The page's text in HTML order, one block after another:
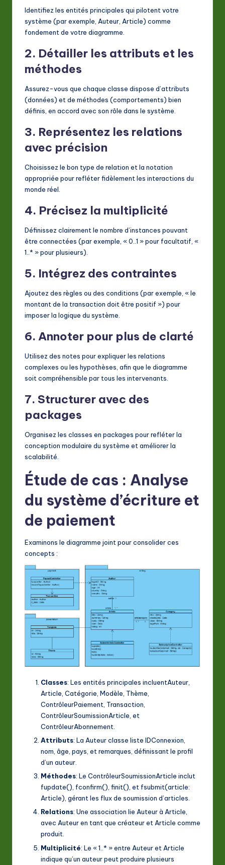
Identifiez les entités principales qui pilotent votre
système (par exemple, Auteur, Article) comme
fondement de votre diagramme.
2. Détailler les attributs et les
méthodes
Assurez-vous que chaque classe dispose d’attributs
(données) et de méthodes (comportements) bien
définis, en accord avec son rôle dans le système.
3. Représentez les relations
avec précision
Choisissez le bon type de relation et la notation
appropriée pour refléter fidèlement les interactions du
monde réel.
4. Précisez la multiplicité
Définissez clairement le nombre d’instances pouvant
être connectées (par exemple, « 0..1 » pour facultatif, «
1..* » pour plusieurs).
5. Intégrez des contraintes
Ajoutez des règles ou des conditions (par exemple, « le
montant de la transaction doit être positif ») pour
imposer la logique du système.
6. Annoter pour plus de clarté
Utilisez des notes pour expliquer les relations
complexes ou les hypothèses, afin que le diagramme
soit compréhensible par tous les intervenants.
7. Structurer avec des
packages
Organisez les classes en packages pour refléter la
conception modulaire du système et améliorer la
scalabilité.
Étude de cas : Analyse
du système d’écriture et
de paiement
Examinons le diagramme joint pour consolider ces
concepts :
Classes: Les entités principales incluentAuteur
Article Catégorie Modèle Thème
ContrôleurPaiement Transaction
ContrôleurSoumissionArticle , et
ContrôleurAbonnement
Attributs: La Auteurclasse liste IDConnexion,
nom, âge, pays, etremarques, définissant le profil
d’un auteur.
Méthodes: Le ContrôleurSoumissionArticle inclut
fupdate(), fconfirm(), finit(), et fsubmit(article:
Article), gérant les flux de soumission d’articles.
Relations: Une association lie Auteurà Article,
avec Auteuren tant que créateur etArticle comme
produit.
Multiplicité: Le « 1..* » entre Auteuret Article
indique qu’un auteur peut produire plusieurs